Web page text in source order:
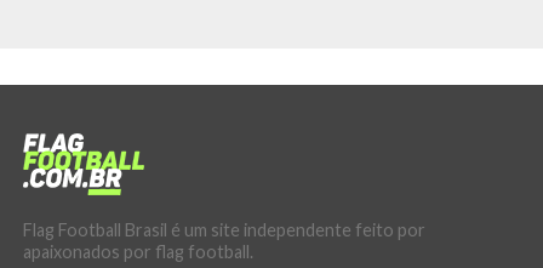
Flag Football Brasil é um site independente feito por
apaixonados por flag football.